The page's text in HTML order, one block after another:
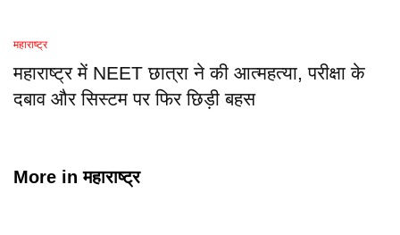
महाराष्ट्र
महाराष्ट्र में NEET छात्रा ने की आत्महत्या, परीक्षा के
दबाव और सिस्टम पर फिर छिड़ी बहस
More inमहाराष्ट्र